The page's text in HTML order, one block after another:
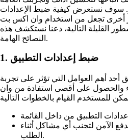
سوف نستعرض كيفية ضبط الإعدادات
أخرى تجعل من استخدام وان اكس بت
القليلة التالية، دعنا نستكشف هذه
النصائح الهامة.
1. ضبط إعدادات التطبيق
أحد أهم العوامل التي تؤثر على تجربة
والحصول على أقصى استفادة من وان
الآمن لتجنب أي مشاكل أثناء
الطلب.